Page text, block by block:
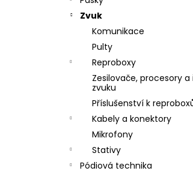
Zvuk
Komunikace
Pulty
Reproboxy
Zesilovače, procesory a
zvuku
Příslušenství k
Kabely a konektory
Mikrofony
Stativy
Pódiová technika